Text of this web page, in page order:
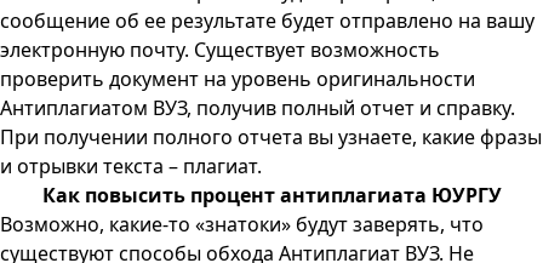
сообщение об ее результате будет отправлено на вашу
электронную почту. Существует возможность
проверить документ на уровень оригинальности
Антиплагиатом ВУЗ, получив полный отчет и справку.
При получении полного отчета вы узнаете, какие фразы
и отрывки текста – плагиат.
Как повысить процент антиплагиата ЮУРГУ
Возможно, какие-то «знатоки» будут заверять, что
существуют способы обхода Антиплагиат ВУЗ. Не